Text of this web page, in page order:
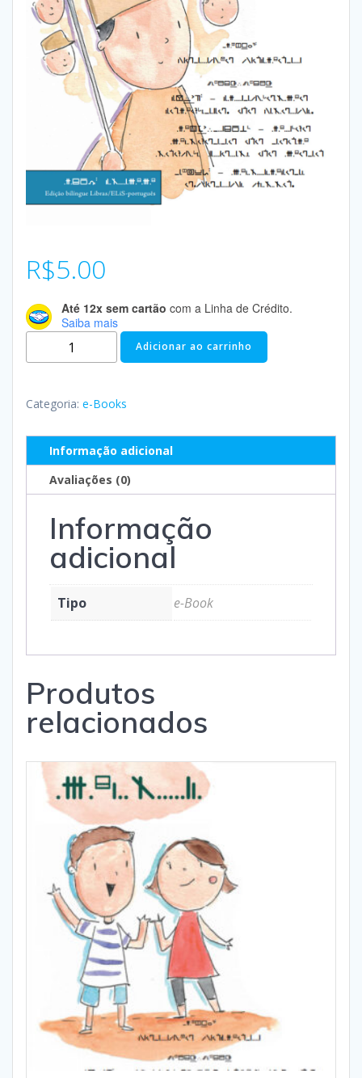
R$5.00
Até 12x sem cartão com a Linha de Crédito.
Saiba mais
Adicionar ao carrinho
Categoria: e-Books
Informação adicional
Avaliações (0)
Informação
adicional
Tipo e-Book
Produtos
relacionados